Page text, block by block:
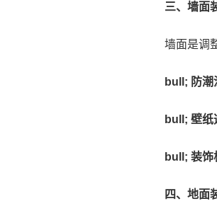
三、墙面
墙面是调
bull; 防潮
bull; 壁纸
bull; 装饰
四、地面